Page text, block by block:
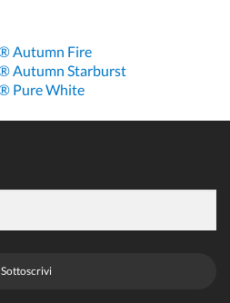
Autumn Fire
Autumn Starburst
Pure White
Sottoscrivi